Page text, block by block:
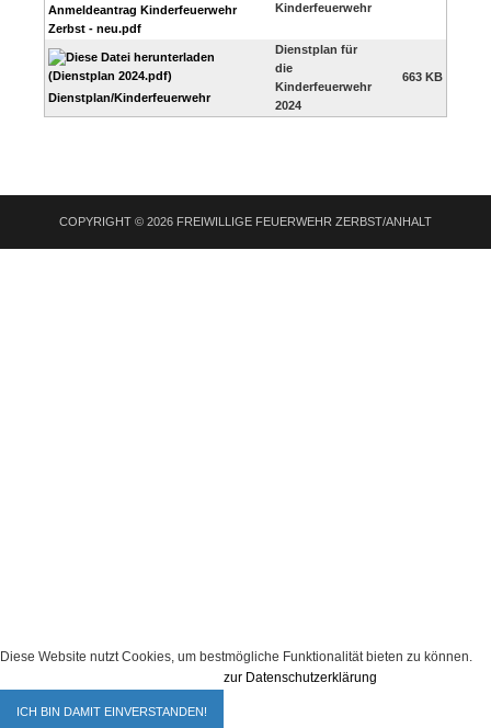
Anmeldeantrag Kinderfeuerwehr
Zerbst - neu.pdf
Kinderfeuerwehr
Dienstplan/Kinderfeuerwehr
Dienstplan für
die
Kinderfeuerwehr
2024
663 KB
COPYRIGHT © 2026 FREIWILLIGE FEUERWEHR ZERBST/ANHALT
Diese Website nutzt Cookies, um bestmögliche Funktionalität bieten zu können.
ICH BIN DAMIT EINVERSTANDEN!
zur Datenschutzerklärung